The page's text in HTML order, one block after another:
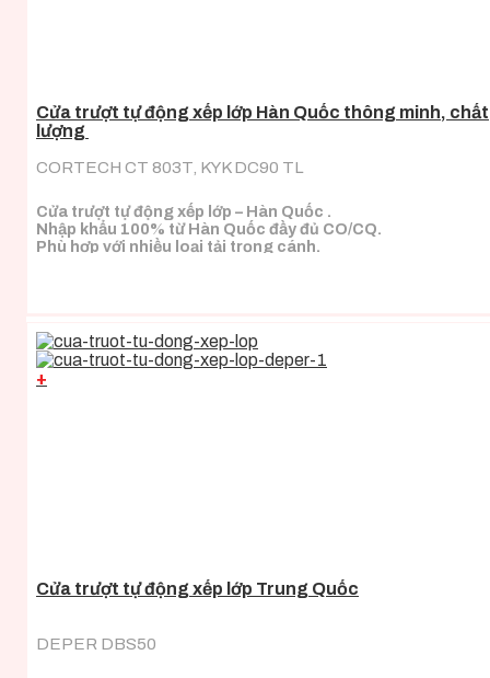
Cửa trượt tự động xếp lớp Hàn Quốc thông minh, chất
lượng
CORTECH CT 803T, KYK DC90 TL
Cửa trượt tự động xếp lớp – Hàn Quốc .
Nhập khẩu 100% từ Hàn Quốc đầy đủ CO/CQ.
Phù hợp với nhiều loại tải trọng cánh.
+
Cửa trượt tự động xếp lớp Trung Quốc
DEPER DBS50